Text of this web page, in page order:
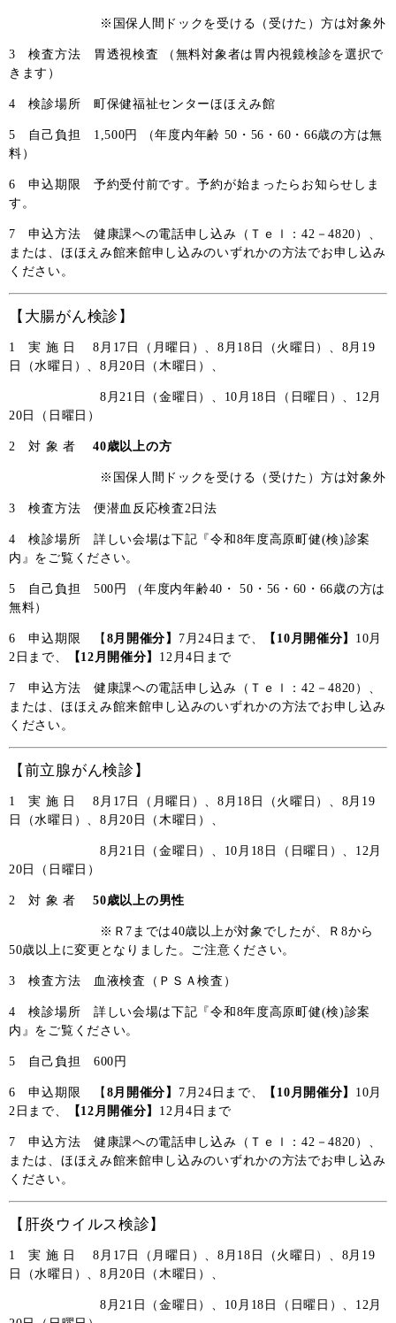
※国保人間ドックを受ける（受けた）方は対象外
3 検査方法 胃透視検査 （無料対象者は胃内視鏡検診を選択で
きます）
4 検診場所 町保健福祉センターほほえみ館
5 自己負担 1,500円 （年度内年齢 50・56・60・66歳の方は無
料）
6 申込期限 予約受付前です。予約が始まったらお知らせしま
す。
7 申込方法 健康課への電話申し込み（Ｔｅｌ：42－4820）、
または、ほほえみ館来館申し込みのいずれかの方法でお申し込み
ください。
【大腸がん検診】
1 実 施 日8月17日（月曜日）、8月18日（火曜日）、8月19
日（水曜日）、8月20日（木曜日）、
8月21日（金曜日）、 10月18日（日曜日）、12月
20日（日曜日）
2 対 象 者 40歳以上の方
※国保人間ドックを受ける（受けた）方は対象外
3 検査方法 便潜血反応検査2日法
4 検診場所 詳しい会場は下記『令和8年度高原町健(検)診案
内』をご覧ください。
5 自己負担 500円 （年度内年齢40・ 50・56・60・66歳の方は
無料）
6 申込期限 【 8月開催分】 7月24日まで、 【10月開催分】 10月
2日まで、
【12月開催分】 12月4日まで
7 申込方法 健康課への電話申し込み（Ｔｅｌ：42－4820）、
または、ほほえみ館来館申し込みのいずれかの方法でお申し込み
ください。
【前立腺がん検診】
1 実 施 日8月17日（月曜日）、8月18日（火曜日）、8月19
日（水曜日）、8月20日（木曜日）、
8月21日（金曜日）、 10月18日（日曜日）、12月
20日（日曜日）
2 対 象 者 50歳以上の男性
※Ｒ7までは40歳以上が対象でしたが、Ｒ8から
50歳以上に変更となりました。ご注意ください。
3 検査方法 血液検査（ＰＳＡ検査）
4 検診場所 詳しい会場は下記『令和8年度高原町健(検)診案
内』をご覧ください。
5 自己負担 600円
6 申込期限 【 8月開催分】 7月24日まで、 【10月開催分】 10月
2日まで、
【12月開催分】 12月4日まで
7 申込方法 健康課への電話申し込み（Ｔｅｌ：42－4820）、
または、ほほえみ館来館申し込みのいずれかの方法でお申し込み
ください。
【肝炎ウイルス検診】
1 実 施 日 8月17日（月曜日）、8月18日（火曜日）、8月19
日（水曜日）、8月20日（木曜日）、
8月21日（金曜日）、 10月18日（日曜日）、12月